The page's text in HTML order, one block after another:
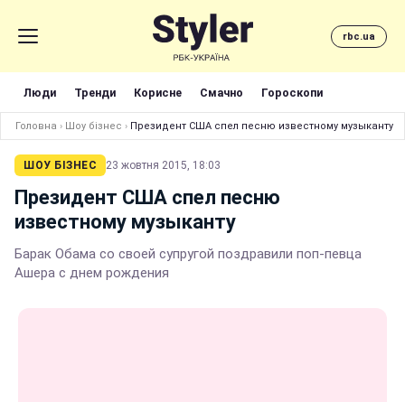
rbc.ua
Люди Тренди Корисне Смачно Гороскопи
Головна › Шоу бізнес › Президент США спел песню известному музыканту
ШОУ БІЗНЕС 23 жовтня 2015, 18:03
Президент США спел песню
известному музыканту
Барак Обама со своей супругой поздравили поп-певца
Ашера с днем рождения